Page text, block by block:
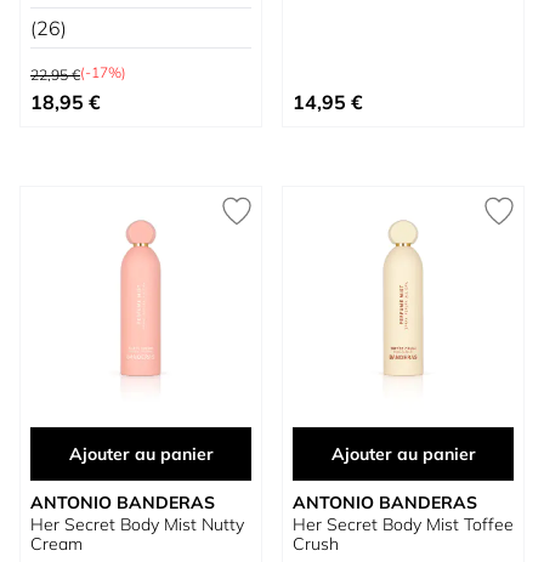
(26)
Prix normal
22,95 €(-17%)
Prix spécial
18,95 € 14,95 €
Ajouter au panier
ANTONIO BANDERAS
Her Secret Body Mist Nutty
Cream
Ajouter au panier
ANTONIO BANDERAS
Her Secret Body Mist Toffee
Crush